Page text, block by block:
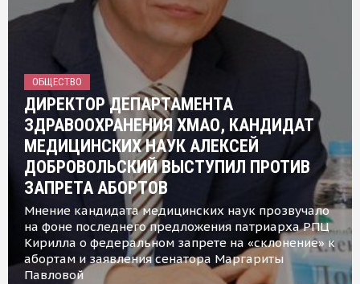
ОБЩЕСТВО
ДИРЕКТОР ДЕПАРТАМЕНТА
ЗДРАВООХРАНЕНИЯ ХМАО, КАНДИДАТ
МЕДИЦИНСКИХ НАУК АЛЕКСЕЙ
ДОБРОВОЛЬСКИЙ ВЫСТУПИЛ ПРОТИВ
ЗАПРЕТА АБОРТОВ
Мнение кандидата медицинских наук прозвучало
на фоне последнего предложения патриарха РПЦ
Кирилла о федеральном запрете на «склонение» к
абортам и заявления сенатора Маргариты
Павловой